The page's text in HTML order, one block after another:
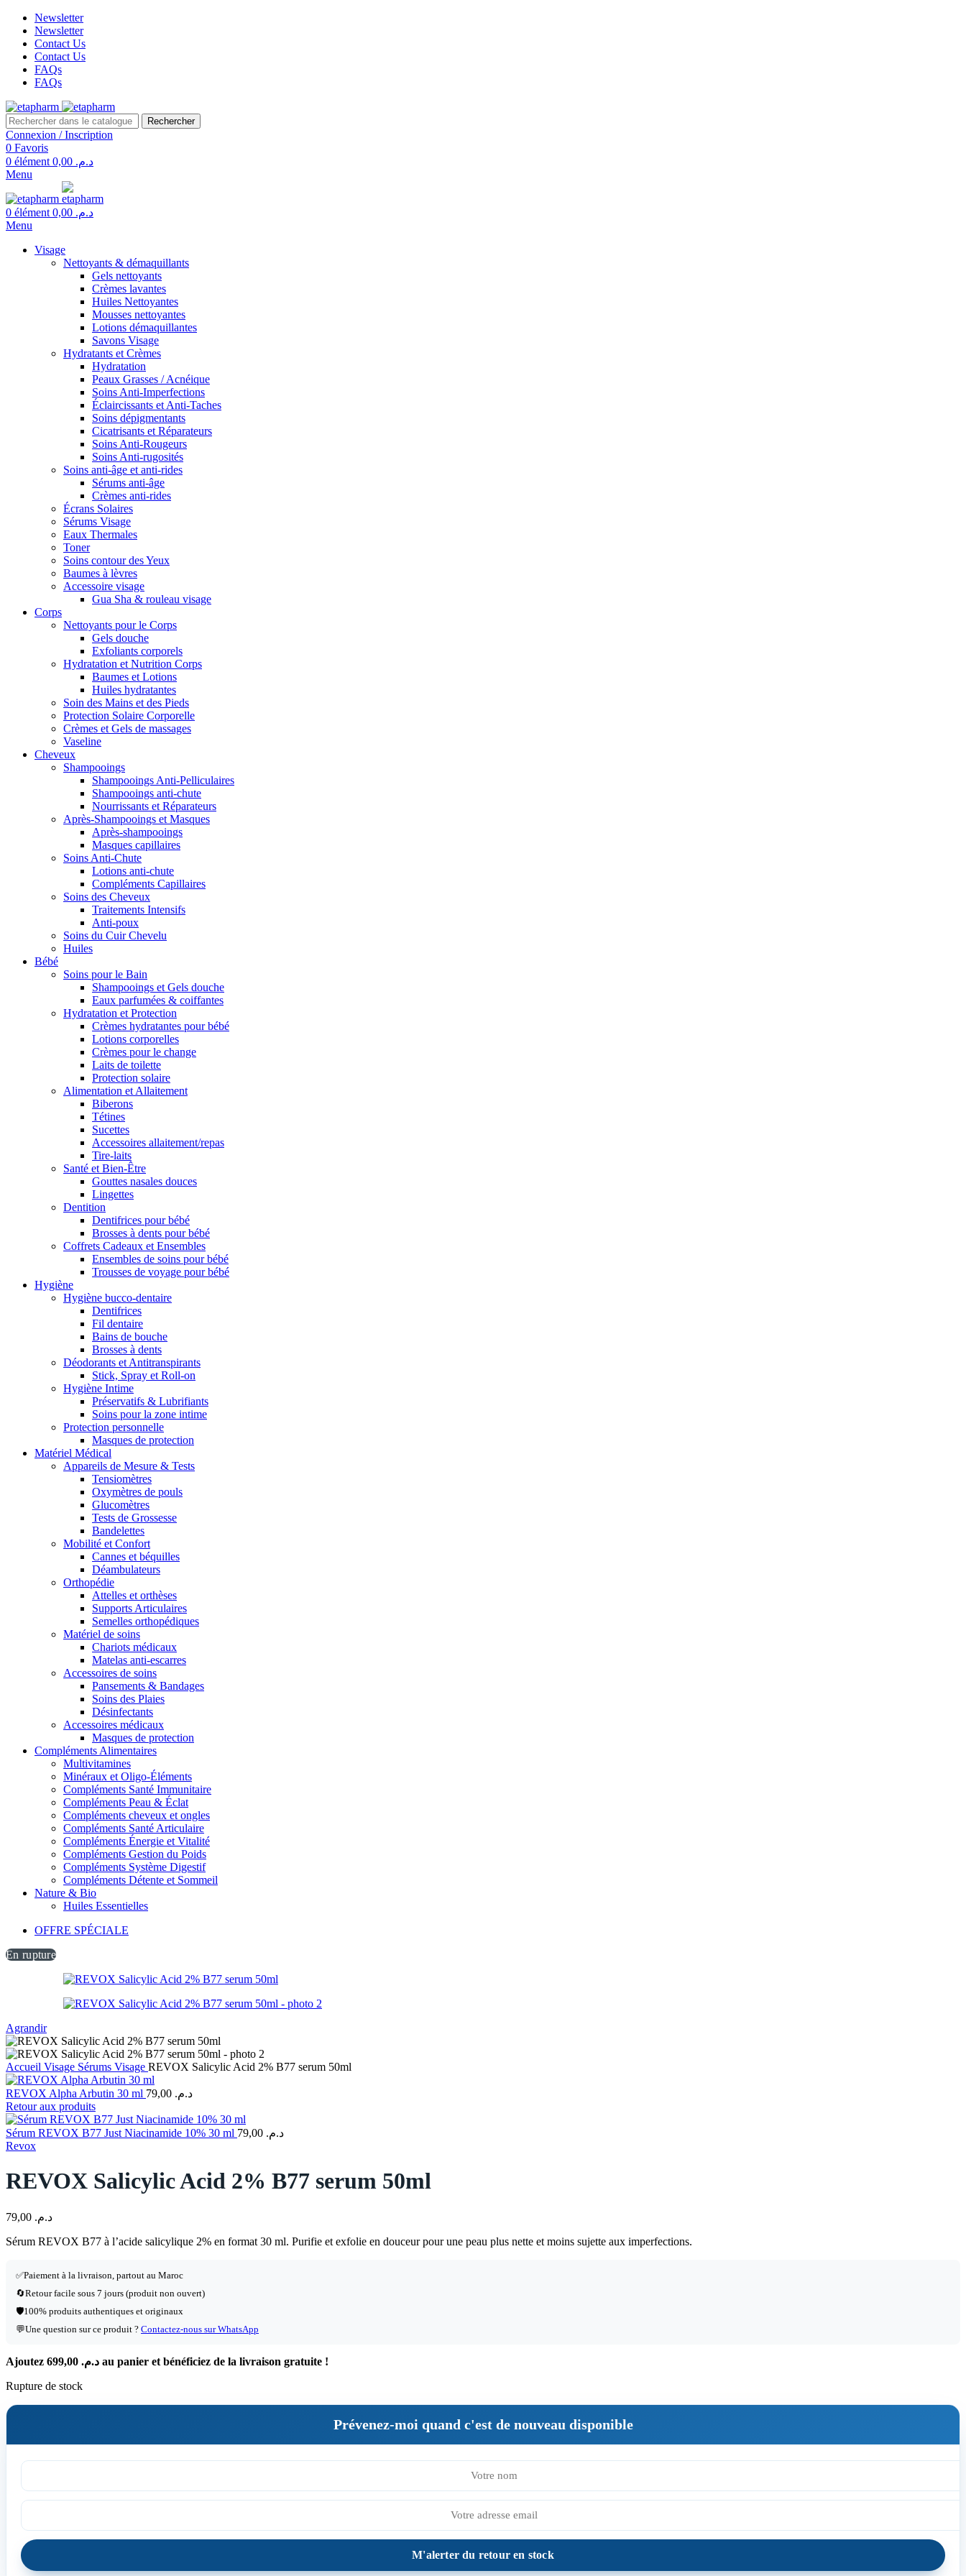
Newsletter
Newsletter
Contact Us
Contact Us
FAQs
FAQs
Rechercher
Connexion / Inscription
0 Favoris
0 élément د.م.
Menu
0 élément د.م.
Menu
Visage
Nettoyants & démaquillants
Gels nettoyants
Crèmes lavantes
Huiles Nettoyantes
Mousses nettoyantes
Lotions démaquillantes
Savons Visage
Hydratants et Crèmes
Hydratation
Peaux Grasses / Acnéique
Soins Anti-Imperfections
Éclaircissants et Anti-Taches
Soins dépigmentants
Cicatrisants et Réparateurs
Soins Anti-Rougeurs
Soins Anti-rugosités
Soins anti-âge et anti-rides
Sérums anti-âge
Crèmes anti-rides
Écrans Solaires
Sérums Visage
Eaux Thermales
Toner
Soins contour des Yeux
Baumes à lèvres
Accessoire visage
Gua Sha & rouleau visage
Corps
Nettoyants pour le Corps
Gels douche
Exfoliants corporels
Hydratation et Nutrition Corps
Baumes et Lotions
Huiles hydratantes
Soin des Mains et des Pieds
Protection Solaire Corporelle
Crèmes et Gels de massages
Vaseline
Cheveux
Shampooings
Shampooings Anti-Pelliculaires
Shampooings anti-chute
Nourrissants et Réparateurs
Après-Shampooings et Masques
Après-shampooings
Masques capillaires
Soins Anti-Chute
Lotions anti-chute
Compléments Capillaires
Soins des Cheveux
Traitements Intensifs
Anti-poux
Soins du Cuir Chevelu
Huiles
Bébé
Soins pour le Bain
Shampooings et Gels douche
Eaux parfumées & coiffantes
Hydratation et Protection
Crèmes hydratantes pour bébé
Lotions corporelles
Crèmes pour le change
Laits de toilette
Protection solaire
Alimentation et Allaitement
Biberons
Tétines
Sucettes
Accessoires allaitement/repas
Tire-laits
Santé et Bien-Être
Gouttes nasales douces
Lingettes
Dentition
Dentifrices pour bébé
Brosses à dents pour bébé
Coffrets Cadeaux et Ensembles
Ensembles de soins pour bébé
Trousses de voyage pour bébé
Hygiène
Hygiène bucco-dentaire
Dentifrices
Fil dentaire
Bains de bouche
Brosses à dents
Déodorants et Antitranspirants
Stick, Spray et Roll-on
Hygiène Intime
Préservatifs & Lubrifiants
Soins pour la zone intime
Protection personnelle
Masques de protection
Matériel Médical
Appareils de Mesure & Tests
Tensiomètres
Oxymètres de pouls
Glucomètres
Tests de Grossesse
Bandelettes
Mobilité et Confort
Cannes et béquilles
Déambulateurs
Orthopédie
Attelles et orthèses
Supports Articulaires
Semelles orthopédiques
Matériel de soins
Chariots médicaux
Matelas anti-escarres
Accessoires de soins
Pansements & Bandages
Soins des Plaies
Désinfectants
Accessoires médicaux
Masques de protection
Compléments Alimentaires
Multivitamines
Minéraux et Oligo-Éléments
Compléments Santé Immunitaire
Compléments Peau & Éclat
Compléments cheveux et ongles
Compléments Santé Articulaire
Compléments Énergie et Vitalité
Compléments Gestion du Poids
Compléments Système Digestif
Compléments Détente et Sommeil
Nature & Bio
Huiles Essentielles
OFFRE SPÉCIALE
En rupture
Agrandir
Accueil Visage Sérums Visage REVOX Salicylic Acid 2% B77 serum 50ml
REVOX Alpha Arbutin 30 ml د.م.
Retour aux produits
Sérum REVOX B77 Just Niacinamide 10% 30 ml د.م.
Revox
REVOX Salicylic Acid 2% B77 serum 50ml
د.م.
Sérum REVOX B77 à l’acide salicylique 2% en format 30 ml. Purifie et exfolie en douceur pour une peau plus nette et moins sujette aux imperfections.
✅Paiement à la livraison, partout au Maroc
🔄Retour facile sous 7 jours (produit non ouvert)
🛡️100% produits authentiques et originaux
💬Une question sur ce produit ? Contactez-nous sur WhatsApp
Ajoutez د.م. au panier et bénéficiez de la livraison gratuite !
Rupture de stock
Prévenez-moi quand c'est de nouveau disponible